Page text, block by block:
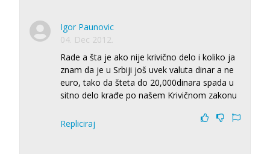
Igor Paunovic
04. Dec 2012.
Rade a šta je ako nije krivično delo i koliko ja
znam da je u Srbiji još uvek valuta dinar a ne
euro, tako da šteta do 20,000dinara spada u
sitno delo krađe po našem Krivičnom zakonu
Repliciraj